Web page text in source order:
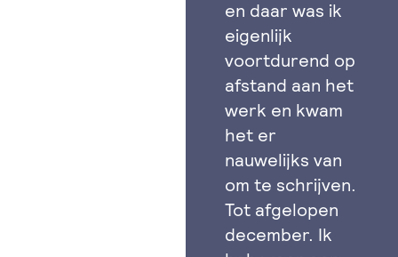
en daar was ik
eigenlijk
voortdurend op
afstand aan het
werk en kwam
het er
nauwelijks van
om te schrijven.
Tot afgelopen
december. Ik